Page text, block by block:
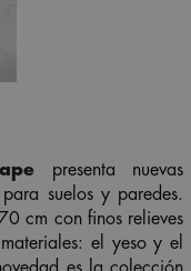
presenta nuevas
para suelos y paredes.
cm con finos relieves
el yeso y el